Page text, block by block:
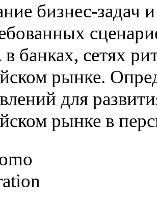
бизнес-задач
банках, сетях
рынке.
для
рынке в